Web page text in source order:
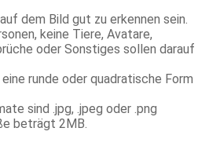
dem Bild gut zu erkennen sein.
keine Tiere, Avatare,
oder Sonstiges sollen darauf
runde oder quadratische Form
sind .jpg, .jpeg oder .png
beträgt 2MB.